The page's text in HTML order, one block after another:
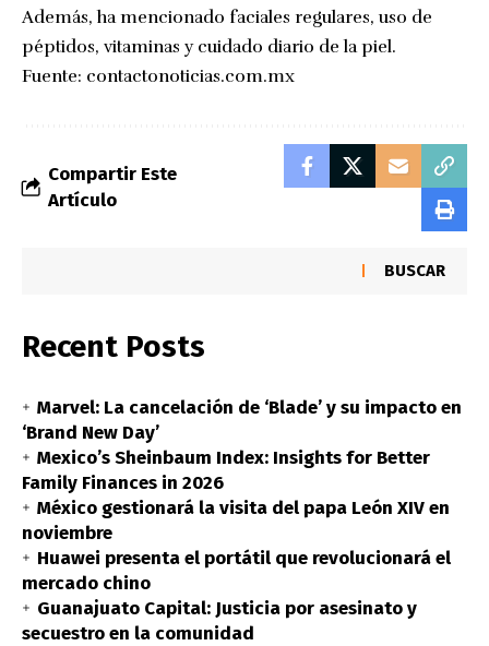
Además, ha mencionado faciales regulares, uso de
péptidos, vitaminas y cuidado diario de la piel.
Fuente: contactonoticias.com.mx
Compartir Este
Artículo
BUSCAR
Recent Posts
Marvel: La cancelación de ‘Blade’ y su impacto en
‘Brand New Day’
Mexico’s Sheinbaum Index: Insights for Better
Family Finances in 2026
México gestionará la visita del papa León XIV en
noviembre
Huawei presenta el portátil que revolucionará el
mercado chino
Guanajuato Capital: Justicia por asesinato y
secuestro en la comunidad